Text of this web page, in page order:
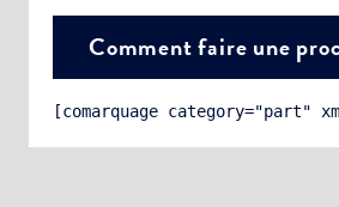
Comment faire une
[comarquage category="part"